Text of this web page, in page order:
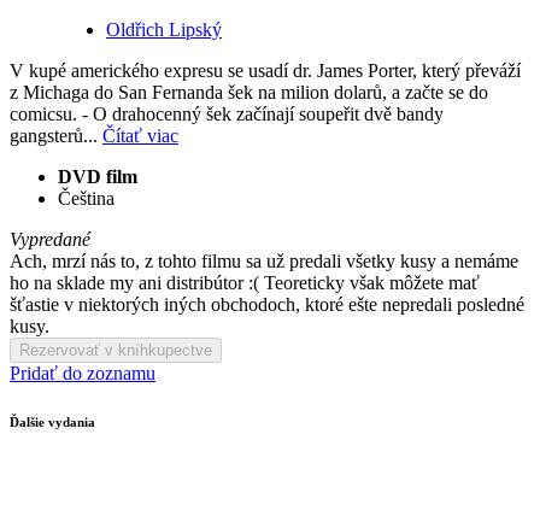
Oldřich Lipský
V kupé amerického expresu se usadí dr. James Porter, který převáží
z Michaga do San Fernanda šek na milion dolarů, a začte se do
comicsu. - O drahocenný šek začínají soupeřit dvě bandy
gangsterů... Čítať viac
DVD film
Čeština
Vypredané
Ach, mrzí nás to, z tohto filmu sa už predali všetky kusy a nemáme
ho na sklade my ani distribútor :( Teoreticky však môžete mať
šťastie v niektorých iných obchodoch, ktoré ešte nepredali posledné
kusy.
Rezervovať v kníhkupectve
Pridať do zoznamu
Ďalšie vydania